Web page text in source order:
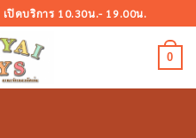
ปิดบริการ 10.30น.- 19.00น.
0